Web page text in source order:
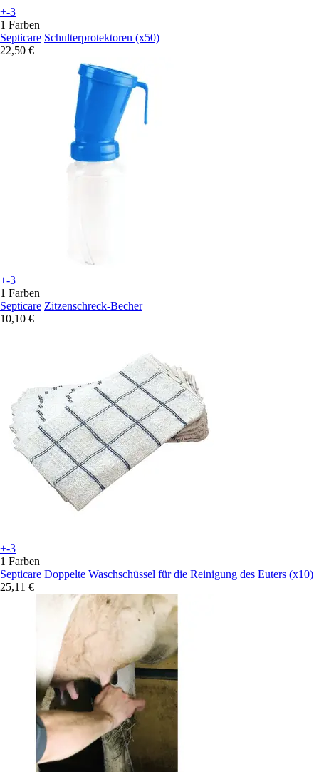
+-3
1 Farben
Septicare Schulterprotektoren (x50)
22,50 €
+-3
1 Farben
Septicare Zitzenschreck-Becher
10,10 €
+-3
1 Farben
Septicare Doppelte Waschschüssel für die Reinigung des Euters (x10)
25,11 €